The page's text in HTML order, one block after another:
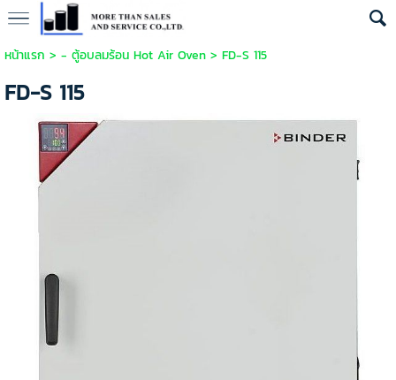
หน้าแรก > - ตู้อบลมร้อน Hot Air Oven> FD-S 115
FD-S 115